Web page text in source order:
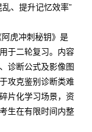
、提升记忆效率”
虎冲刺秘钥》是
于二轮复习。内容
诊断公式及影像图
攻克鉴别诊断类难
片化学习场景，资
生在有限时间内整